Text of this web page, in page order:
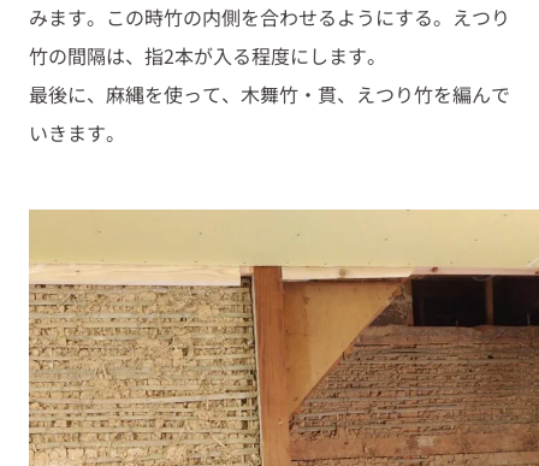
みます。この時竹の内側を合わせるようにする。えつり
竹の間隔は、指2本が入る程度にします。
最後に、麻縄を使って、木舞竹・貫、えつり竹を編んで
いきます。